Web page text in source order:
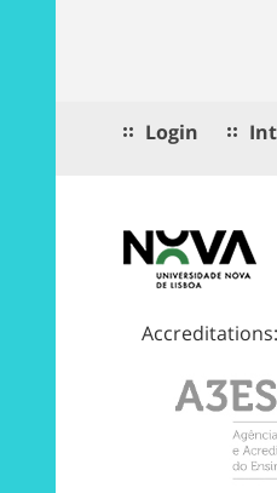
Login
Accreditations: